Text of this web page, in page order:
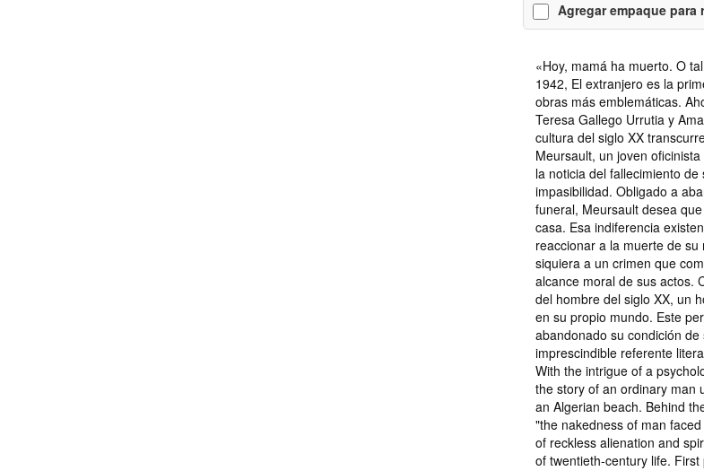
Agregar empaque para
«Hoy, mamá ha muerto. O
1942, El extranjero es la
obras más emblemáticas.
Teresa Gallego Urrutia y
cultura del siglo XX
Meursault, un joven
la noticia del fallecimiento
impasibilidad. Obligado a
funeral, Meursault desea
casa. Esa indiferencia
reaccionar a la muerte de
siquiera a un crimen que
alcance moral de sus actos.
del hombre del siglo XX, un
en su propio mundo. Este
abandonado su condición
imprescindible referente
With the intrigue of a
the story of an ordinary man
an Algerian beach. Behind
"the nakedness of man
of reckless alienation and
of twentieth-century life.